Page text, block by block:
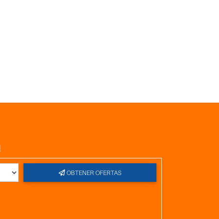
OBTENER OFERTAS